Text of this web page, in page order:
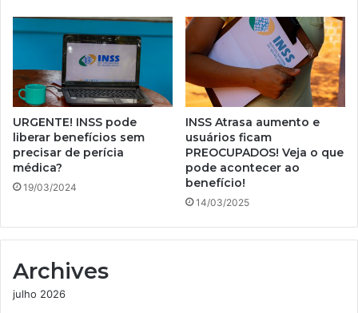
URGENTE! INSS pode
liberar benefícios sem
precisar de perícia
médica?
19/03/2024
INSS Atrasa aumento e
usuários ficam
PREOCUPADOS! Veja o que
pode acontecer ao
benefício!
14/03/2025
Archives
julho 2026